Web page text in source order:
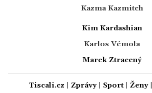
Kazma Kazmitch
Kim Kardashian
Karlos Vémola
Marek Ztracený
Tiscali.cz Zprávy| Sport| Ženy|